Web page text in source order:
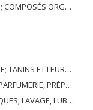
RARES, D'ÉLÉMENTS RADIOACTIFS ET D'ISOTOPES
VERNIS; MASTIC, AUTRES MASTIQUES; ENCRES
OU DE TOILETTE
À MODÉLISER, CIRES DENTAIRES ET PRÉPARATIONS DENTAIRES À BASE DE PLÂTRE